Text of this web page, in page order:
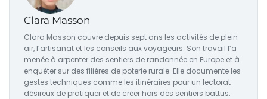
Clara Masson
Clara Masson couvre depuis sept ans les activités de plein
air, l’artisanat et les conseils aux voyageurs. Son travail l’a
menée à arpenter des sentiers de randonnée en Europe et à
enquêter sur des filières de poterie rurale. Elle documente les
gestes techniques comme les itinéraires pour un lectorat
désireux de pratiquer et de créer hors des sentiers battus.